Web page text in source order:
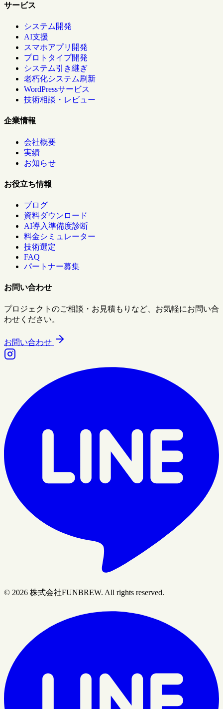
サービス
システム開発
AI支援
スマホアプリ開発
プロトタイプ開発
システム引き継ぎ
老朽化システム刷新
WordPressサービス
技術相談・レビュー
企業情報
会社概要
実績
お知らせ
お役立ち情報
ブログ
資料ダウンロード
AI導入準備度診断
料金シミュレーター
技術選定
FAQ
パートナー募集
お問い合わせ
プロジェクトのご相談・お見積もりなど、お気軽にお問い合
わせください。
お問い合わせ
© 2026 株式会社FUNBREW. All rights reserved.